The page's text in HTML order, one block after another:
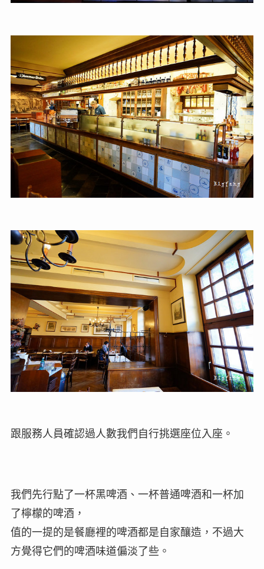
跟服務人員確認過人數我們自行挑選座位入座。
我們先行點了一杯黑啤酒、一杯普通啤酒和一杯加
了檸檬的啤酒，
值的一提的是餐廳裡的啤酒都是自家釀造，不過大
方覺得它們的啤酒味道偏淡了些。